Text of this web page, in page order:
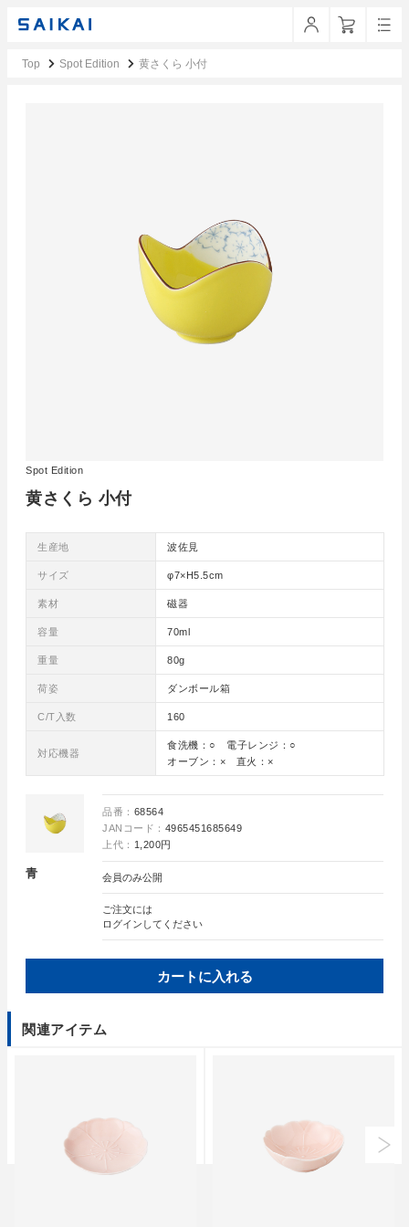
Top Spot Edition 黄さくら 小付
黄さくら 小付
Spot Edition
生産地 波佐見
サイズ φ7×H5.5cm
素材 磁器
容量 70ml
重量 80g
荷姿 ダンボール箱
C/T入数 160
対応機器
食洗機：○ 電子レンジ：○
オーブン：× 直火：×
青
品番： 68564
JANコード： 4965451685649
上代： 1,200円
会員のみ公開
ご注文には
ログイン してください
カートに入れる
関連アイテム